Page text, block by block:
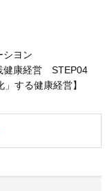
シヨン
健康経営 STEP04
る健康経営】